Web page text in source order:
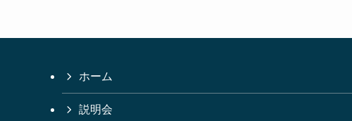
ホーム
説明会